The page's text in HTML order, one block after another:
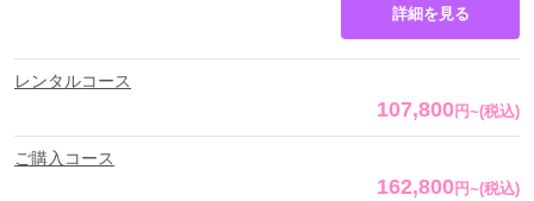
詳細を見る
レンタルコース
107,800 円~(税込)
ご購入コース
162,800 円~(税込)